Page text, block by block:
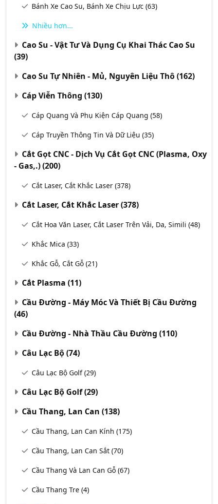
Bánh Xe Cao Su, Bánh Xe Chịu Lực (63)
Nhiều hơn...
Cao Su - Vật Tư Và Dụng Cụ Khai Thác Cao Su
(39)
Cao Su Tự Nhiên - Mủ, Nguyên Liệu Thô(162)
Cáp Viễn Thông (130)
Cáp Quang Và Phụ Kiện Cáp Quang (58)
Cáp Truyền Thông Tin Và Dữ Liệu (35)
Cắt Gọt CNC - Dịch Vụ Cắt Gọt CNC (Plasma, Oxy
- Gas,.)(200)
Cắt Laser, Cắt Khắc Laser (378)
Cắt Laser, Cắt Khắc Laser(378)
Cắt Hoa Văn Laser, Cắt Laser Trên Vải, Da, Simili (48)
Khắc Mica (33)
Khắc Gỗ, Cắt Gỗ (21)
Cắt Plasma (11)
Cầu Đường - Máy Móc Và Thiết Bị Cầu Đường
(46)
Cầu Đường - Nhà Thầu Cầu Đường (110)
Câu Lạc Bộ(74)
Câu Lạc Bộ Golf(29)
Câu Lạc Bộ Golf(29)
Cầu Thang, Lan Can (138)
Cầu Thang, Lan Can Kính (175)
Cầu Thang, Lan Can Sắt (70)
Cầu Thang Và Lan Can Gỗ (67)
Cầu Thang Tre (4)